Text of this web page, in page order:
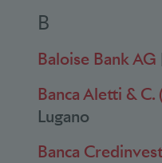
B
Baloise Bank AG
Banca Aletti & C.
Lugano
Banca